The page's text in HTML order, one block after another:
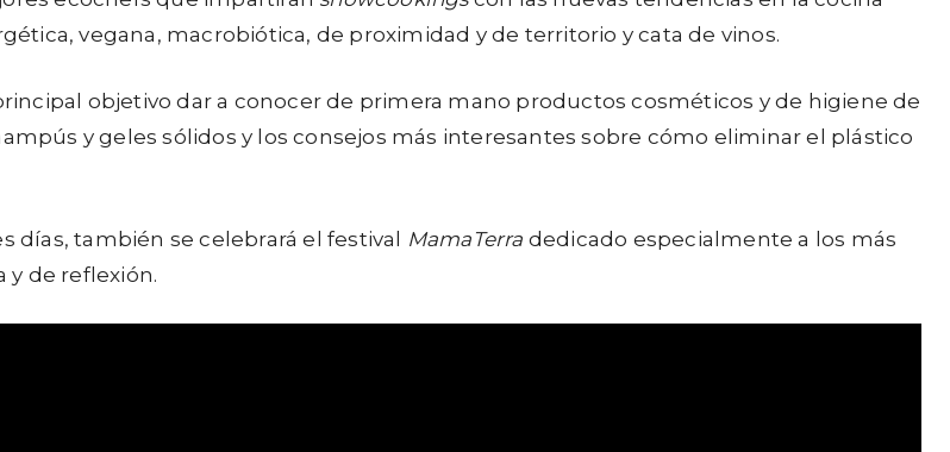
vegana, macrobiótica, de proximidad y de territorio y cata de vinos.
objetivo dar a conocer de primera mano productos cosméticos y de higiene de
y geles sólidos y los consejos más interesantes sobre cómo eliminar el plástico
días, también se celebrará el festival MamaTerra dedicado especialmente a los más
y de reflexión.